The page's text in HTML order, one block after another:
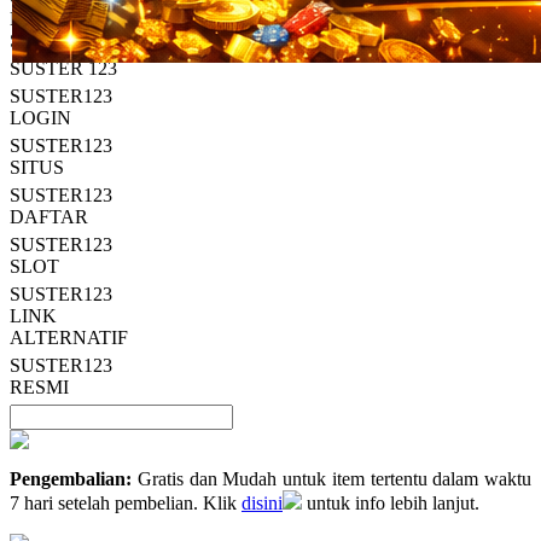
Read
13
Reviews.
Tautan
halaman
yang
sama.
HT OFFICIAL
SUSTER123
SUSTER 123
SUSTER123
LOGIN
SUSTER123
SITUS
SUSTER123
DAFTAR
SUSTER123
SLOT
SUSTER123
LINK
ALTERNATIF
SUSTER123
RESMI
Pengembalian: Gratis dan Mudah untuk item tertentu dalam waktu
7 hari setelah pembelian. Klik disini untuk info lebih lanjut.